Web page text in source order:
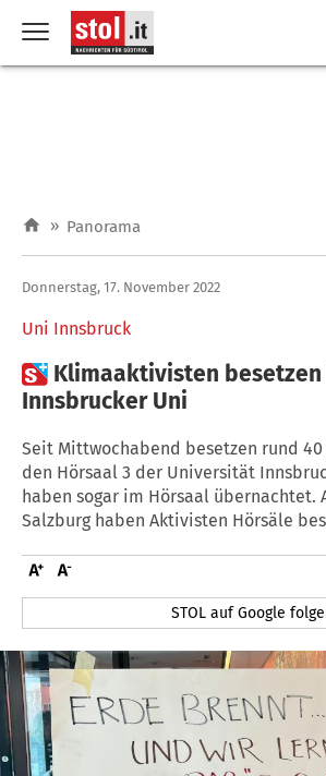
» Panorama
Uni Innsbruck
Donnerstag, 17. November 2022
 Klimaaktivisten besetzen
Innsbrucker Uni
Seit Mittwochabend besetzen rund
den Hörsaal 3 der Universität
haben sogar im Hörsaal übernachtet.
Salzburg haben Aktivisten Hörsäle
STOL auf Google